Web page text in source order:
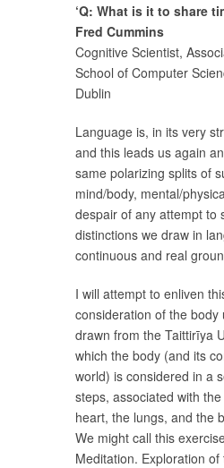
‘Q: What is it to share
Fred Cummins
Cognitive Scientist,
School of Computer
Dublin
Language is, in its very
and this leads us again
same polarizing splits of
mind/body, mental/
despair of any attempt to
distinctions we draw in
continuous and real
I will attempt to enliven
consideration of the body
drawn from the Taittirīya
which the body (and its
world) is considered in a
steps, associated with
heart, the lungs, and the
We might call this
Meditation. Exploration